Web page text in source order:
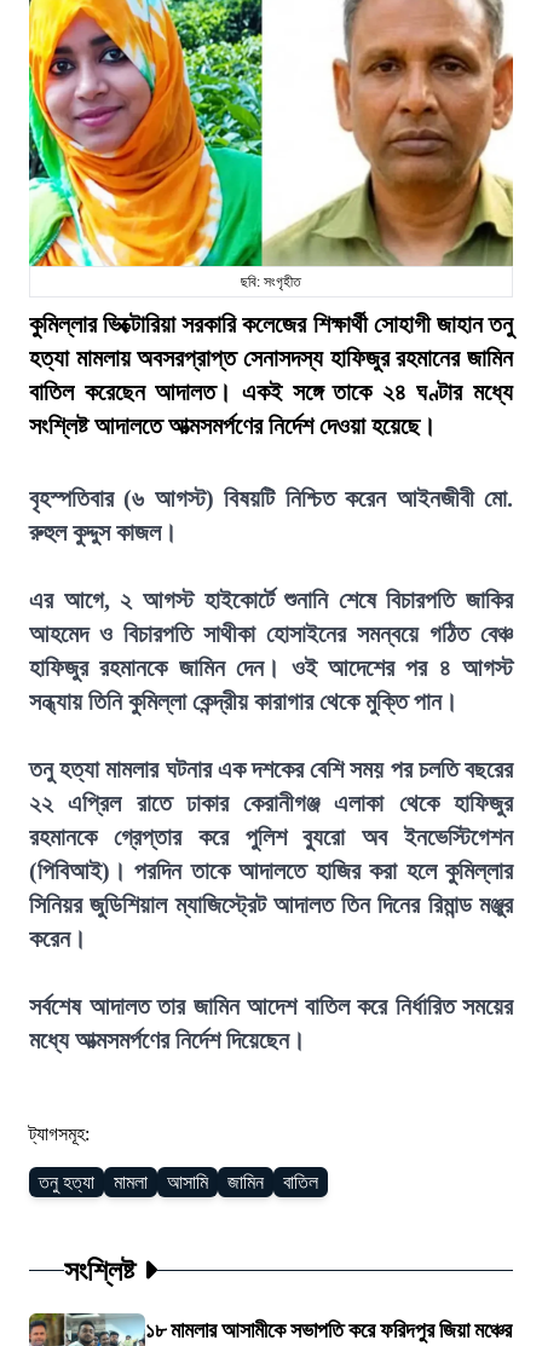
ছবি: সংগৃহীত
কুমিল্লার ভিক্টোরিয়া সরকারি কলেজের শিক্ষার্থী সোহাগী জাহান তনু
হত্যা মামলায় অবসরপ্রাপ্ত সেনাসদস্য হাফিজুর রহমানের জামিন
বাতিল করেছেন আদালত। একই সঙ্গে তাকে ২৪ ঘণ্টার মধ্যে
সংশ্লিষ্ট আদালতে আত্মসমর্পণের নির্দেশ দেওয়া হয়েছে।
বৃহস্পতিবার (৬ আগস্ট) বিষয়টি নিশ্চিত করেন আইনজীবী মো.
রুহুল কুদ্দুস কাজল।
এর আগে, ২ আগস্ট হাইকোর্টে শুনানি শেষে বিচারপতি জাকির
আহমেদ ও বিচারপতি সাথীকা হোসাইনের সমন্বয়ে গঠিত বেঞ্চ
হাফিজুর রহমানকে জামিন দেন। ওই আদেশের পর ৪ আগস্ট
সন্ধ্যায় তিনি কুমিল্লা কেন্দ্রীয় কারাগার থেকে মুক্তি পান।
তনু হত্যা মামলার ঘটনার এক দশকের বেশি সময় পর চলতি বছরের
২২ এপ্রিল রাতে ঢাকার কেরানীগঞ্জ এলাকা থেকে হাফিজুর
রহমানকে গ্রেপ্তার করে পুলিশ ব্যুরো অব ইনভেস্টিগেশন
(পিবিআই)। পরদিন তাকে আদালতে হাজির করা হলে কুমিল্লার
সিনিয়র জুডিশিয়াল ম্যাজিস্ট্রেট আদালত তিন দিনের রিমান্ড মঞ্জুর
করেন।
সর্বশেষ আদালত তার জামিন আদেশ বাতিল করে নির্ধারিত সময়ের
মধ্যে আত্মসমর্পণের নির্দেশ দিয়েছেন।
ট্যাগসমূহ:
তনু হত্যা মামলা আসামি জামিন বাতিল
সংশ্লিষ্ট
১৮ মামলার আসামীকে সভাপতি করে ফরিদপুর জিয়া মঞ্চের